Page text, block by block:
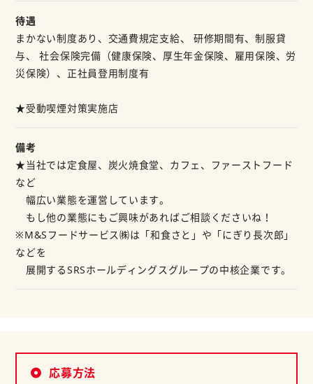
待遇
まかない制度あり、交通費規定支給、 研修期間有、制服貸
与、 社会保険完備（健康保険、厚生年金保険、雇用保険、労
災保険）、正社員登用制度有
★受動喫煙対策実施店
備考
★当社では定食屋、炭火焼食堂、カフェ、ファーストフード
など
幅広い業態を運営しています。
もし他の業態にもご興味があればご相談くださいね！
※M&Sフードサービス㈱は「和食さと」や「にぎり長次郎」
などを
展開するSRSホールディングスグループの中核企業です。
応募方法